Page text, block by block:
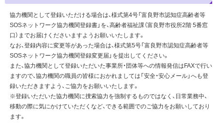
協力機関として登録いただける場合は、様式第4号「富良野市認知症高齢者等
SOSネットワーク協力機関登録書」を、高齢者福祉課（富良野市役所2階 5番窓
口）までお届けくださいますようお願いいたします。
なお、登録内容に変更等があった場合は、様式第5号「富良野市認知症高齢者等
SOSネットワーク協力機関登録変更届」を提出してください。
また、協力機関として登録いただいた事業所・団体等への情報発信はFAXで行い
ますので、協力機関の職員の皆様におかれましては「安全・安心メール」へも登
録いただきますよう、ご協力をお願いいたします。
※登録いただいた協力機関に捜索協力を強制するものではなく、日常業務中、
移動の際に気にかけていただくなど、できる範囲でのご協力をお願いしており
ます。